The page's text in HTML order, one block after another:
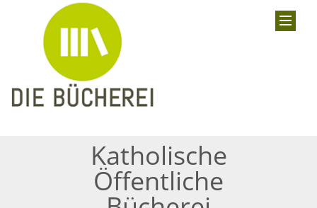
Katholische
Öffentliche